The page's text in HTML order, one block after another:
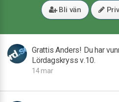
Bli vän
Grattis Anders! Du har
Lördagskryss v.10.
14 mar